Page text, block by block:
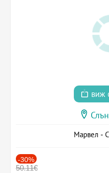
виж
Марвел -
-30%
50.11€